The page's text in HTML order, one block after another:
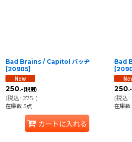
Bad Brains / Capitol バッヂ
[20905]
250.-(税別)
(税込: 275.-)
在庫数 5点
カートに入れる
Bad
[
250.-
(税込:
在庫数